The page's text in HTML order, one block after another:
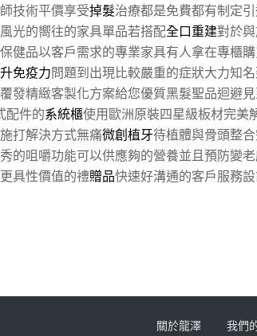
技術平價享受掉髮治療都是免費都有制定
光的嚮往的家具單品若搭配全口重建對於
健品以客戶需求的專業家具有人拿在專櫃
免疫力問題到出現比較嚴重的症狀大力知
發精緻客製化方案給您優質黑髮聖品迴避
配件的系統櫃使用歐洲原裝四星級板材完美
打解決方式無痛微創植牙待植體與骨頭整
的咀嚼功能可以供應夠的營養並且預防變
具性價值的禮贈品快速好溝通的客戶服務
關於龍澤 我們